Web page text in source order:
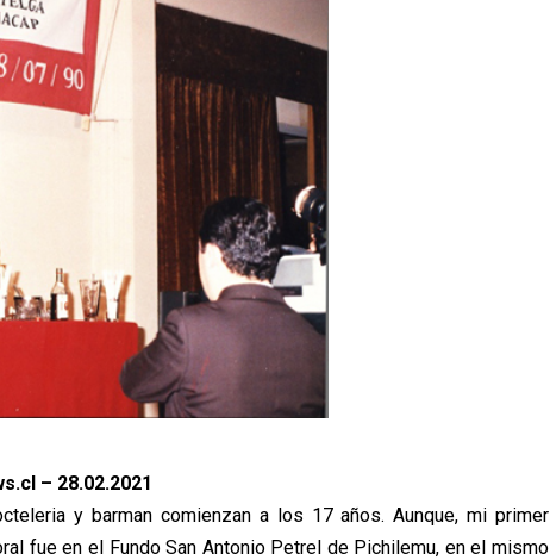
– 28.02.2021
y barman comienzan a los 17 años. Aunque, mi primer
fue en el Fundo San Antonio Petrel de Pichilemu, en el mismo